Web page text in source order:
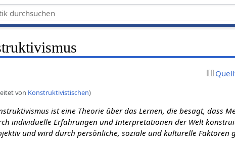
von Konstruktivistischen)
ist eine Theorie über das Lernen, die besagt, dass
individuelle Erfahrungen und Interpretationen der Welt
und wird durch persönliche, soziale und kulturelle Faktoren